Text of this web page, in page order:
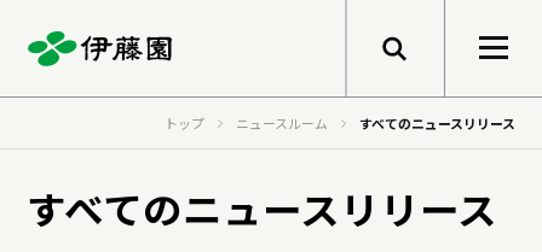
メニューを開く
企業情報 検索
トップ ニュースルーム すべてのニュースリリース
すべてのニュースリリース